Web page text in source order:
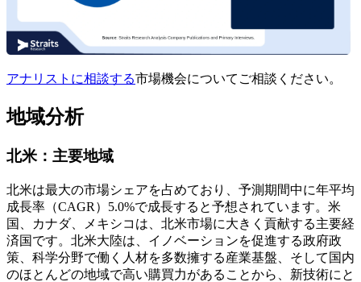
アナリストに相談する市場機会についてご相談ください。
地域分析
北米：主要地域
北米は最大の市場シェアを占めており、予測期間中に年平均
成長率（CAGR）5.0%で成長すると予想されています。米
国、カナダ、メキシコは、北米市場に大きく貢献する主要経
済国です。北米大陸は、イノベーションを促進する政府政
策、科学分野で働く人材を多数擁する産業基盤、そして国内
のほとんどの地域で高い購買力があることから、新技術にと